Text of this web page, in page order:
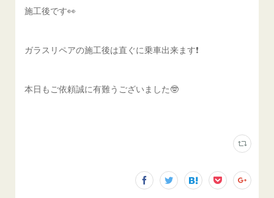
施工後です👀
ガラスリペアの施工後は直ぐに乗車出来ます❗️
本日もご依頼誠に有難うございました🤓